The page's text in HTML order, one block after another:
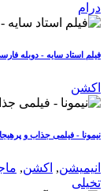
درام
فیلم استاد سایه - دوبله
اکشن
نیمونا - فیلمی جذاب و
انیمیشن, اکشن,
تخیلی